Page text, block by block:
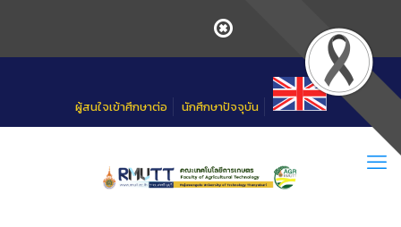
ผู้สนใจเข้าศึกษาต่อ นักศึกษาปัจจุบัน